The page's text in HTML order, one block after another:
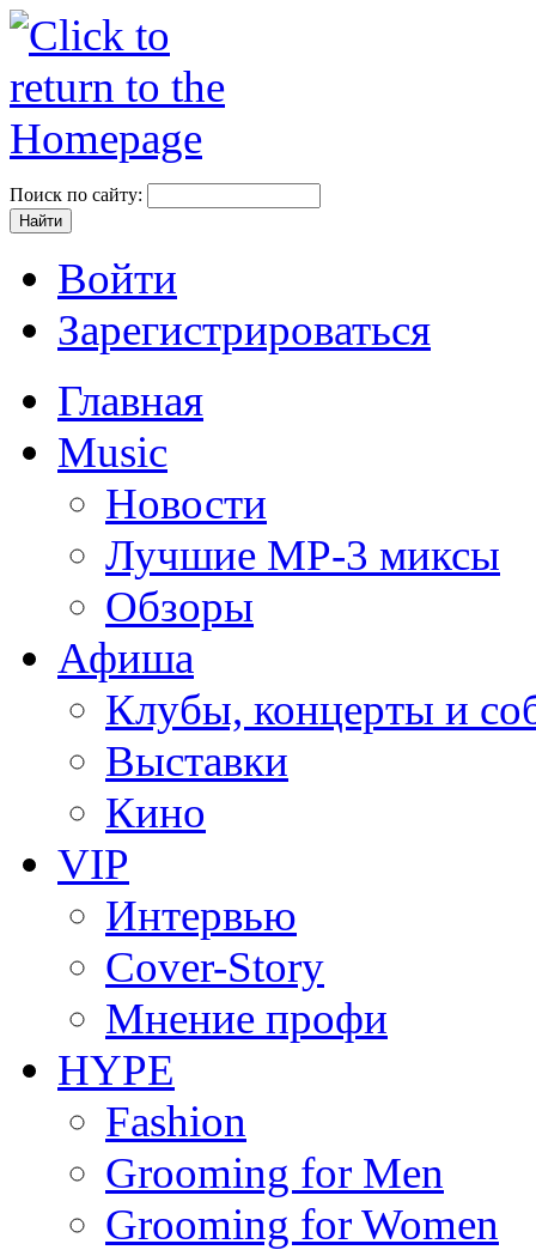
Поиск по сайту:
Войти
Зарегистрироваться
Главная
Music
Новости
Лучшие MP-3 миксы
Обзоры
Афиша
Клубы, концерты и
Выставки
Кино
VIP
Интервью
Cover-Story
Мнение профи
HYPE
Fashion
Grooming for Men
Grooming for Women